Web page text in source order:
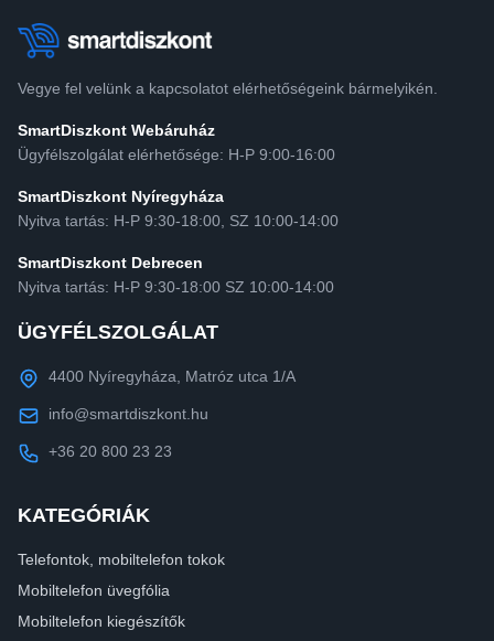
Vegye fel velünk a kapcsolatot elérhetőségeink bármelyikén.
SmartDiszkont Webáruház
Ügyfélszolgálat elérhetősége: H-P 9:00-16:00
SmartDiszkont Nyíregyháza
Nyitva tartás: H-P 9:30-18:00, SZ 10:00-14:00
SmartDiszkont Debrecen
Nyitva tartás: H-P 9:30-18:00 SZ 10:00-14:00
ÜGYFÉLSZOLGÁLAT
4400 Nyíregyháza, Matróz utca 1/A
info@smartdiszkont.hu
+36 20 800 23 23
KATEGÓRIÁK
Telefontok, mobiltelefon tokok
Mobiltelefon üvegfólia
Mobiltelefon kiegészítők